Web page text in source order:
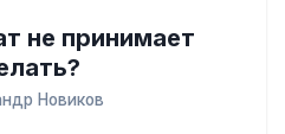
не принимает
Новиков